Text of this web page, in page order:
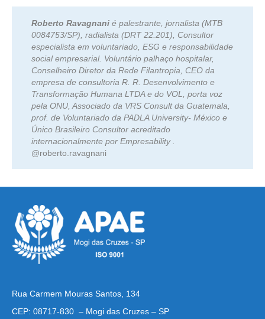
Roberto Ravagnani é palestrante, jornalista (MTB
0084753/SP), radialista (DRT 22.201), Consultor
especialista em voluntariado, ESG e responsabilidade
social empresarial. Voluntário palhaço hospitalar,
Conselheiro Diretor da Rede Filantropia, CEO da
empresa de consultoria R. R. Desenvolvimento e
Transformação Humana LTDA e do VOL, porta voz
pela ONU, Associado da VRS Consult da Guatemala,
prof. de Voluntariado da PADLA University- México e
Único Brasileiro Consultor acreditado
internacionalmente por Empresability .
@roberto.ravagnani
Rua Carmem Mouras Santos, 134
CEP: 08717-830 – Mogi das Cruzes – SP